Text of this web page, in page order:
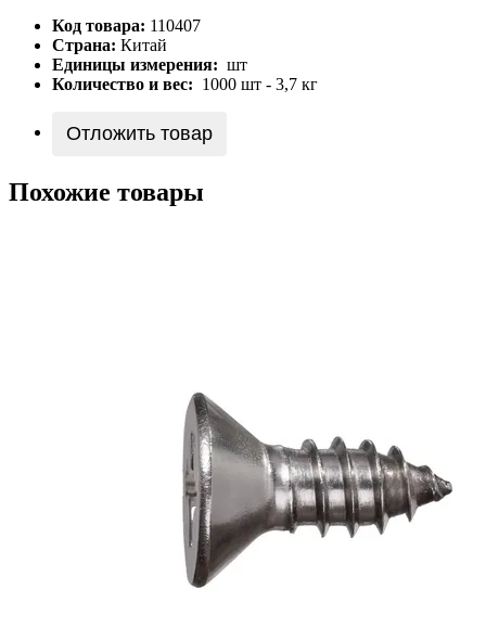
Код товара: 110407
Страна: Китай
Единицы измерения: шт
Количество и вес: 1000 шт - 3,7 кг
Отложить товар
Похожие товары